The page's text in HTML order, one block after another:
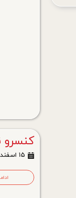
کنسرو
۱۵ اسفند ۰۳